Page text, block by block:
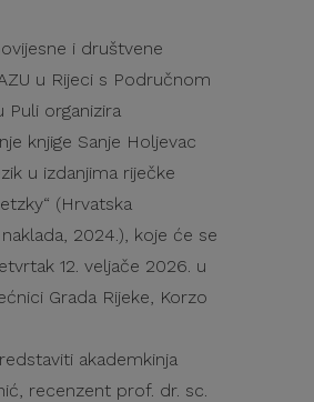
i društvene
u Rijeci s Područnom
Puli organizira
knjige Sanje Holjevac
u izdanjima riječke
(Hrvatska
2024.), koje će se
12. veljače 2026. u
Grada Rijeke, Korzo
akademkinja
recenzent prof. dr. sc.